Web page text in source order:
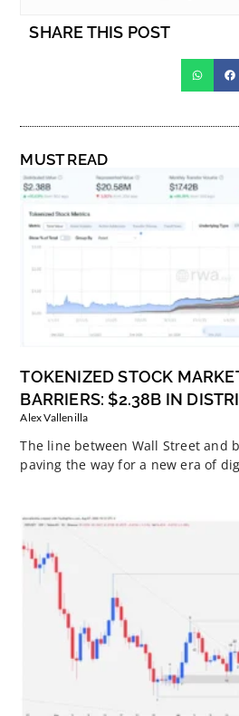
SHARE THIS POST
MUST READ
TOKENIZED STOCK
BARRIERS: $2.38B IN
Alex Vallenilla
The line between Wall Street and
paving the way for a new era of